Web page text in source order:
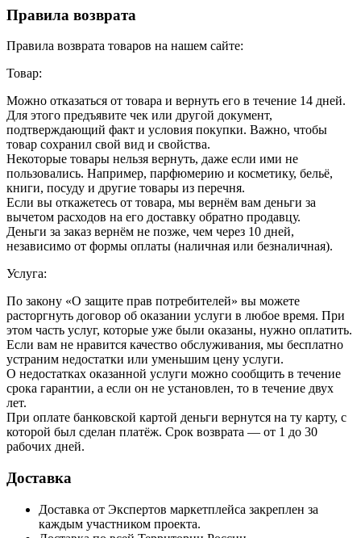
Правила возврата
Правила возврата товаров на нашем сайте:
Товар:
Можно отказаться от товара и вернуть его в течение 14 дней.
Для этого предъявите чек или другой документ,
подтверждающий факт и условия покупки. Важно, чтобы
товар сохранил свой вид и свойства.
Некоторые товары нельзя вернуть, даже если ими не
пользовались. Например, парфюмерию и косметику, бельё,
книги, посуду и другие товары из перечня.
Если вы откажетесь от товара, мы вернём вам деньги за
вычетом расходов на его доставку обратно продавцу.
Деньги за заказ вернём не позже, чем через 10 дней,
независимо от формы оплаты (наличная или безналичная).
Услуга:
По закону «О защите прав потребителей» вы можете
расторгнуть договор об оказании услуги в любое время. При
этом часть услуг, которые уже были оказаны, нужно оплатить.
Если вам не нравится качество обслуживания, мы бесплатно
устраним недостатки или уменьшим цену услуги.
О недостатках оказанной услуги можно сообщить в течение
срока гарантии, а если он не установлен, то в течение двух
лет.
При оплате банковской картой деньги вернутся на ту карту, с
которой был сделан платёж. Срок возврата — от 1 до 30
рабочих дней.
Доставка
Доставка от Экспертов маркетплейса закреплен за
каждым участником проекта.